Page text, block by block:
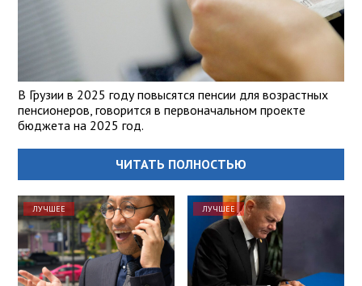
В Грузии в 2025 году повысятся пенсии для возрастных
пенсионеров, говорится в первоначальном проекте
бюджета на 2025 год.
ЧИТАТЬ ПОЛНОСТЬЮ
ЛУЧШЕЕ ЛУЧШЕЕ